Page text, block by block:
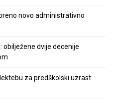
novo administrativno
obilježene dvije decenije
za predškolski uzrast